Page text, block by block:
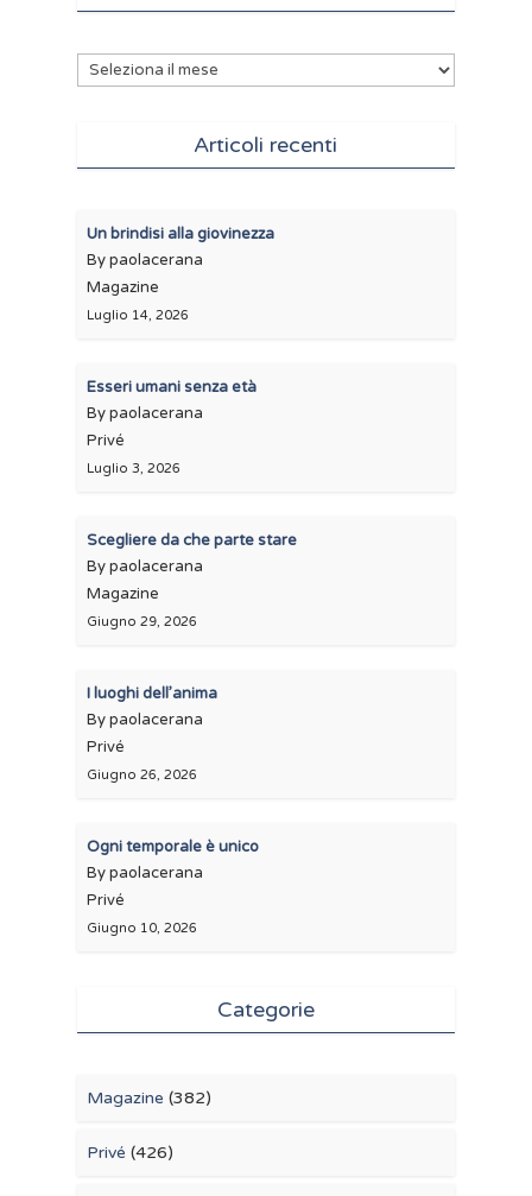
Archivi
Articoli recenti
Un brindisi alla giovinezza
By paolacerana
Magazine
Luglio 14, 2026
Esseri umani senza età
By paolacerana
Privé
Luglio 3, 2026
Scegliere da che parte stare
By paolacerana
Magazine
Giugno 29, 2026
I luoghi dell’anima
By paolacerana
Privé
Giugno 26, 2026
Ogni temporale è unico
By paolacerana
Privé
Giugno 10, 2026
Categorie
Magazine (382)
Privé (426)